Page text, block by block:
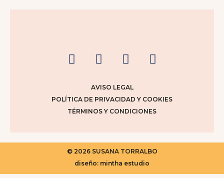
AVISO LEGAL
POLÍTICA DE PRIVACIDAD Y COOKIES
TÉRMINOS Y CONDICIONES
© 2026 SUSANA TORRALBO
diseño: mintha estudio